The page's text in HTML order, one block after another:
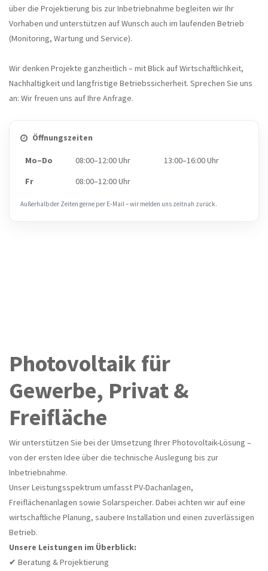
über die Projektierung bis zur Inbetriebnahme begleiten wir Ihr
Vorhaben und unterstützen auf Wunsch auch im laufenden Betrieb
(Monitoring, Wartung und Service).
Wir denken Projekte ganzheitlich – mit Blick auf Wirtschaftlichkeit,
Nachhaltigkeit und langfristige Betriebssicherheit. Sprechen Sie uns
an: Wir freuen uns auf Ihre Anfrage.
Öffnungszeiten
Mo–Do 08:00–12:00 Uhr
13:00–16:00 Uhr
Fr
08:00–12:00 Uhr
Außerhalb der Zeiten gerne per E‑Mail – wir melden uns zeitnah zurück.
Photovoltaik für
Gewerbe, Privat &
Freifläche
Wir unterstützen Sie bei der Umsetzung Ihrer Photovoltaik-Lösung –
von der ersten Idee über die technische Auslegung bis zur
Inbetriebnahme.
Unser Leistungsspektrum umfasst PV-Dachanlagen,
Freiflächenanlagen sowie Solarspeicher. Dabei achten wir auf eine
wirtschaftliche Planung, saubere Installation und einen zuverlässigen
Betrieb.
Unsere Leistungen im Überblick:
✔ Beratung & Projektierung